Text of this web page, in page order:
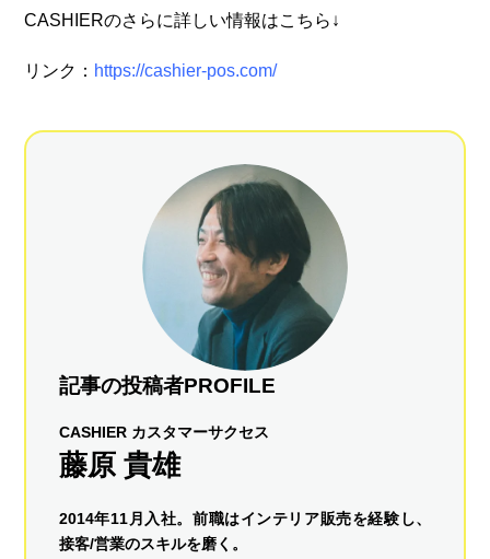
CASHIERのさらに詳しい情報はこちら↓
リンク： https://cashier-pos.com/
記事の投稿者PROFILE
CASHIER カスタマーサクセス
藤原 貴雄
2014年11月入社。前職はインテリア販売を経験し、
接客/営業のスキルを磨く。